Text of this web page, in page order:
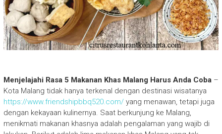
Menjelajahi Rasa 5 Makanan Khas Malang Harus Anda Coba–
Kota Malang tidak hanya terkenal dengan destinasi wisatanya
https://www.friendshipbbq520.com/yang menawan, tetapi juga
dengan kekayaan kulinernya. Saat berkunjung ke Malang,
menikmati makanan khasnya adalah pengalaman yang wajib di